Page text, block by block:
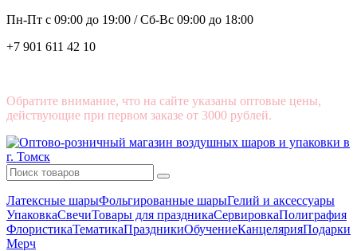
Пн-Пт с 09:00 до 19:00 /Сб-Вс 09:00 до 18:00
+7 901 611 42 10
Обратите внимание, что на сайте указаны оптовые цены,
действующие при первом заказе от 3000 рублей.
Латексные шарыФольгированные шарыГелий и аксессуары
УпаковкаСвечиТовары для праздникаСервировкаПолиграфия
ФлористикаТематикаПраздникиОбучениеКанцелярияПодарки
Мерч